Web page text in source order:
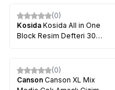
(0)
Kosida Kosida All in One
Block Resim Defteri 30
(0)
Canson Canson XL Mix